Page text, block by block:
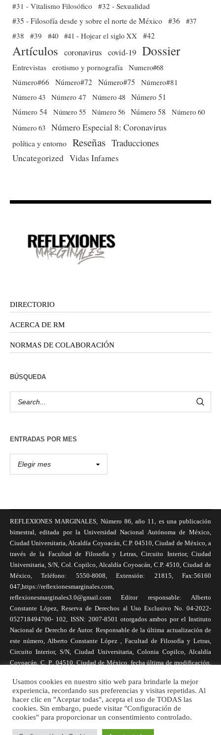
#31 - Vitalismo Filosófico
#32 - Sexualidad
#35 - Filosofía desde y sobre el norte de México #36 #37
#38
#39 #40 #41 - Hojear el siglo XX #42
Artículos coronavirus covid-19 Dossier
Entrevistas erotismo y pornografía
Numero#68
Número#66
Número#72 Número#75
Número#81
Número 43 Número 47 Número 48 Número 51
Número 54 Número 55 Número 56 Número 58
Número 60
Número 63 Número Especial 8: Coronavirus
política y entorno Reseñas Traducciones
Uncategorized Vidas Infames
DIRECTORIO
ACERCA DE RM
NORMAS DE COLABORACIÓN
BÚSQUEDA
ENTRADAS POR MES
REFLEXIONES MARGINALES, Número 86, año 11, es una publicación
bimestral, editada por la Universidad Nacional Autónoma de México,
Ciudad Universitaria, Alcaldía Coyoacán, C.P. 04510, Ciudad de México, a
través de la Facultad de Filosofía y Letras, Circuito Interior, Ciudad
Universitaria, S/N, Col. Copilco, Alcaldía Coyoacán, C.P. 4510, Ciudad de
México, Teléfono: 5550-8008, Extensión: 21815, Fax:56160
047,https://reflexionesmarginales.com,
reflexionesmarginales3.0@gmail.com Editor responsable: Alberto
Constante López, Reserva de Derechos al Uso Exclusivo No. 04-2022-
052718494700- 102, ISSN: 2007-8501 otorgados ambos por el Instituto
Nacional de Derecho de Autor. Responsable de la última actualización de
este número, Alberto Constante López , Facultad de Filosofía y Letras,
Circuito Interior, S/N, Ciudad Universitaria, Colonia Copilco, Alcaldía
Coyoacán, C. P., 04510, Ciudad de México, fecha última de modificación,
necesariamente reflejan la postura de la revista, ni de Universidad Nacional
Autónoma de México. Los autores son responsables de los contenidos de
sus artículos. Se autoriza la reproducción total o parcial de los textos aquí
publicados siempre y cuando se cite la fuente completa y la dirección
electrónica de la publicación.
Usamos cookies en nuestro sitio web para brindarle la mejor
experiencia, recordando sus preferencias y visitas repetidas. Al
hacer clic en "Aceptar todas", acepta el uso de TODAS las
cookies. Sin embargo, puede visitar "Configuración de
cookies" para proporcionar un consentimiento controlado.